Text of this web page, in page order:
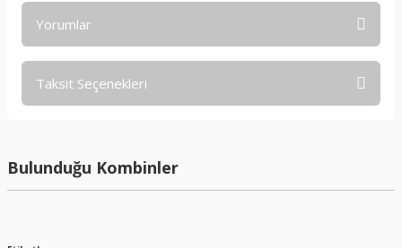
Yorumlar
Taksit Seçenekleri
Bulunduğu Kombinler